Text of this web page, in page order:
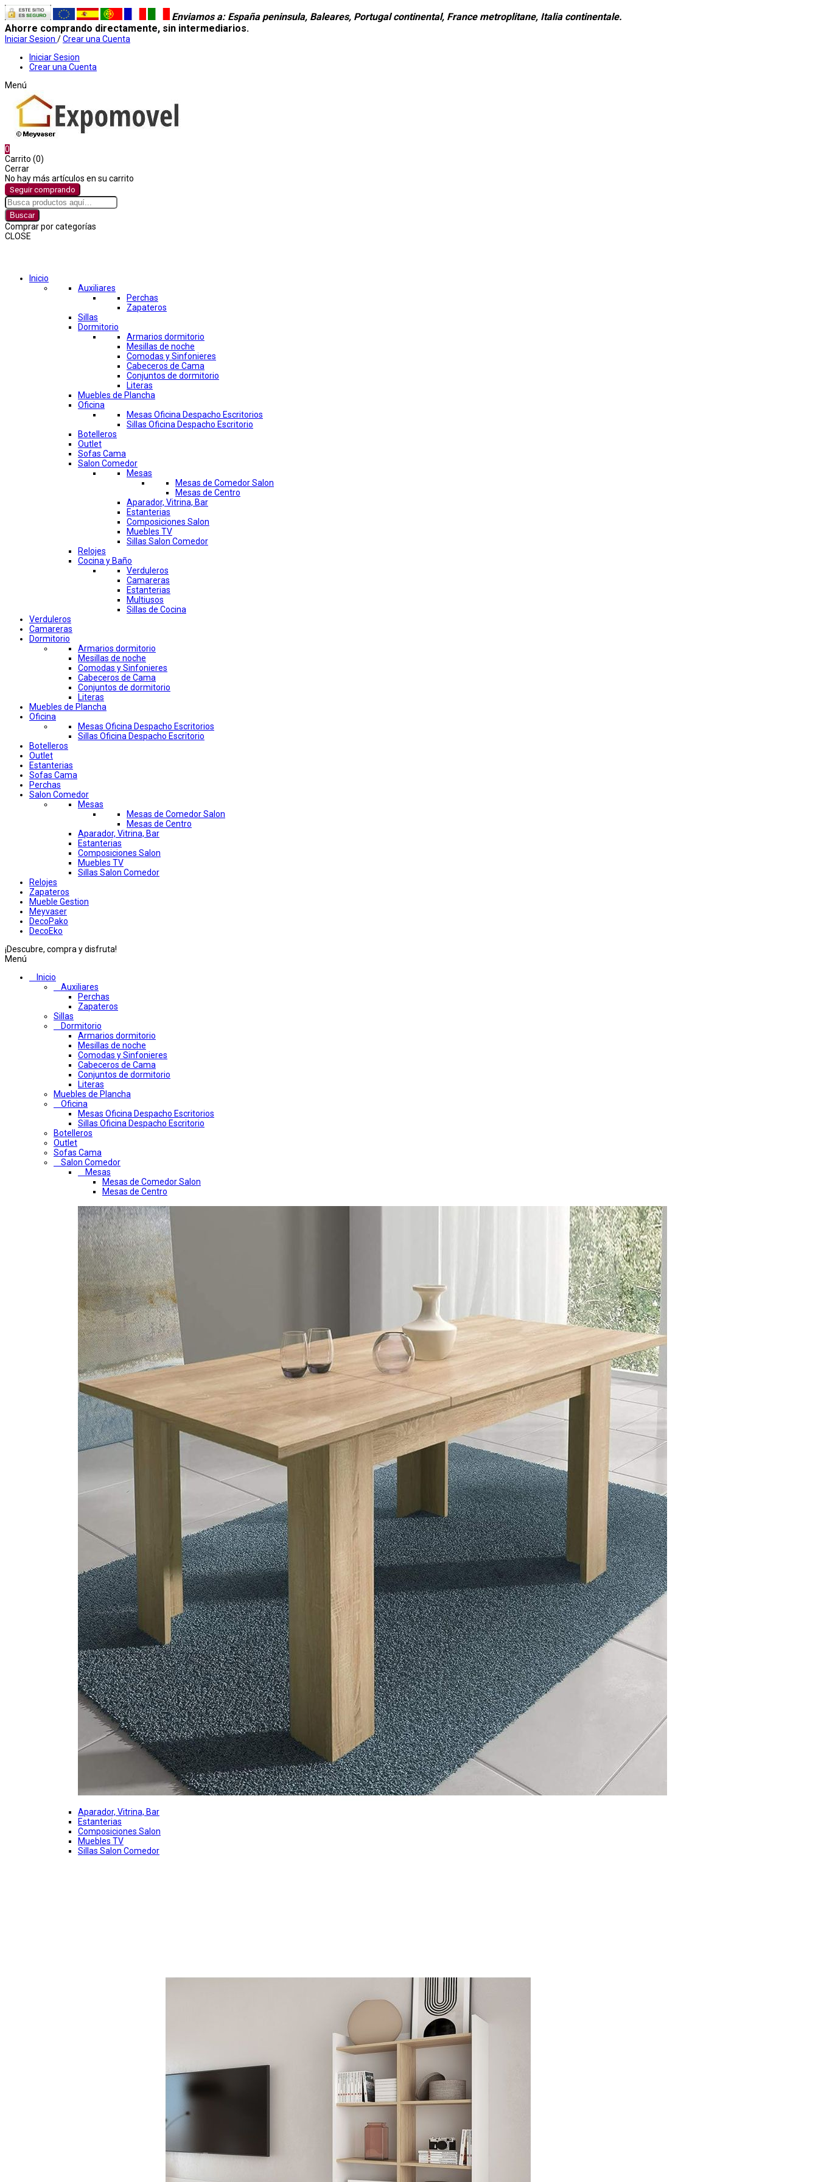
Enviamos a: España peninsula, Baleares, Portugal continental, France metroplitane, Italia continentale.
Ahorre comprando directamente, sin intermediarios.
Iniciar Sesion /Crear una Cuenta
Iniciar Sesion
Crear una Cuenta
Menú
0
Carrito (0)
Cerrar
No hay más artículos en su carrito
Seguir comprando
Buscar
Comprar por categorías
CLOSE
Inicio
Auxiliares
Perchas
Zapateros
Sillas
Dormitorio
Armarios dormitorio
Mesillas de noche
Comodas y Sinfonieres
Cabeceros de Cama
Conjuntos de dormitorio
Literas
Muebles de Plancha
Oficina
Mesas Oficina Despacho Escritorios
Sillas Oficina Despacho Escritorio
Botelleros
Outlet
Sofas Cama
Salon Comedor
Mesas
Mesas de Comedor Salon
Mesas de Centro
Aparador, Vitrina, Bar
Estanterias
Composiciones Salon
Muebles TV
Sillas Salon Comedor
Relojes
Cocina y Baño
Verduleros
Camareras
Estanterias
Multiusos
Sillas de Cocina
Verduleros
Camareras
Dormitorio
Armarios dormitorio
Mesillas de noche
Comodas y Sinfonieres
Cabeceros de Cama
Conjuntos de dormitorio
Literas
Muebles de Plancha
Oficina
Mesas Oficina Despacho Escritorios
Sillas Oficina Despacho Escritorio
Botelleros
Outlet
Estanterias
Sofas Cama
Perchas
Salon Comedor
Mesas
Mesas de Comedor Salon
Mesas de Centro
Aparador, Vitrina, Bar
Estanterias
Composiciones Salon
Muebles TV
Sillas Salon Comedor
Relojes
Zapateros
Mueble Gestion
Meyvaser
DecoPako
DecoEko
¡Descubre, compra y disfruta!
Menú
Inicio
Auxiliares
Perchas
Zapateros
Sillas
Dormitorio
Armarios dormitorio
Mesillas de noche
Comodas y Sinfonieres
Cabeceros de Cama
Conjuntos de dormitorio
Literas
Muebles de Plancha
Oficina
Mesas Oficina Despacho Escritorios
Sillas Oficina Despacho Escritorio
Botelleros
Outlet
Sofas Cama
Salon Comedor
Mesas
Mesas de Comedor Salon
Mesas de Centro
Aparador, Vitrina, Bar
Estanterias
Composiciones Salon
Muebles TV
Sillas Salon Comedor